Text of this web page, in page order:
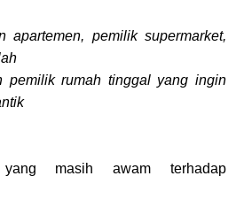
apartemen, pemilik supermarket,
pemilik rumah tinggal yang ingin
masih awam terhadap